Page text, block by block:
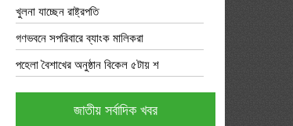
খুলনা যাচ্ছেন রাষ্ট্রপতি
গণভবনে সপরিবারে ব্যাংক মালিকরা
পহেলা বৈশাখের অনুষ্ঠান বিকেল ৫টায় শ
জাতীয় সর্বাদিক খবর